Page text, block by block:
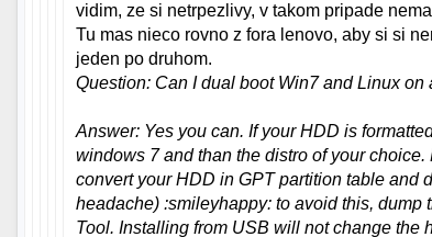
vidim, ze si netrpezlivy, v takom pripade
Tu mas nieco rovno z fora lenovo, aby si si
jeden po druhom.
Question: Can I dual boot Win7 and Linux
Answer: Yes you can. If your HDD is
windows 7 and than the distro of your
convert your HDD in GPT partition table and
headache) :smileyhappy: to avoid this,
Tool. Installing from USB will not change the